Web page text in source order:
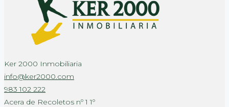
Ker 2000 Inmobiliaria
info@ker2000.com
983 102 222
Acera de Recoletos nº 1 1º